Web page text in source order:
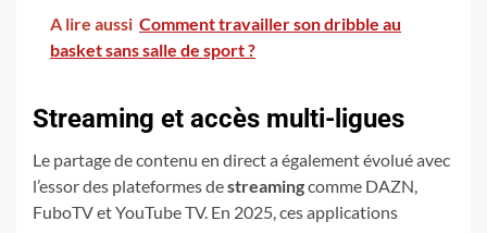
A lire aussi Comment travailler son dribble au
basket sans salle de sport ?
Streaming et accès multi-ligues
Le partage de contenu en direct a également évolué avec
l’essor des plateformes destreamingcomme DAZN,
FuboTV et YouTube TV. En 2025, ces applications